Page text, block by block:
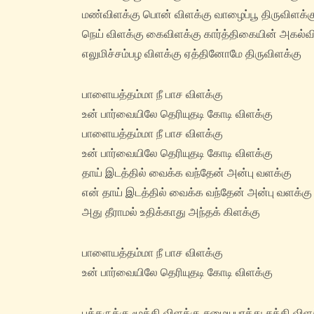
மண்விளக்கு பொன் விளக்கு வாழைப்பூ
நெய் விளக்கு கைவிளக்கு கார்த்திகையின்
எலுமிச்சம்பழ விளக்கு ஏத்தினோமே திருவிளக்கு
பாளையத்தம்மா நீ பாச விளக்கு
உன் பார்வையிலே தெரியுதடி கோடி விளக்கு
பாளையத்தம்மா நீ பாச விளக்கு
உன் பார்வையிலே தெரியுதடி கோடி விளக்கு
தாய் இடத்தில் வைக்க வந்தேன் அன்பு வளக்கு
என் தாய் இடத்தில் வைக்க வந்தேன் அன்பு வளக்கு
அது தீராமல் உதிக்காது அந்தக் கிளக்கு
பாளையத்தம்மா நீ பாச விளக்கு
உன் பார்வையிலே தெரியுதடி கோடி விளக்கு